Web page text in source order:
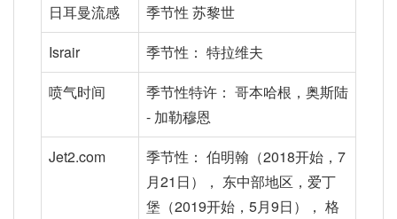
日耳曼流感
季节性 苏黎世
Israir
季节性： 特拉维夫
喷气时间
季节性特许： 哥本哈根，奥斯陆
- 加勒穆恩
Jet2.com
季节性： 伯明翰（2018开始，7
月21日）， 东中部地区，爱丁
堡（2019开始，5月9日）， 格